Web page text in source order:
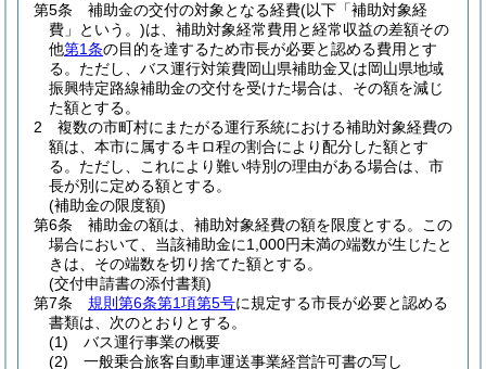
第5条
補助金の交付の対象となる経費(以下「補助対象経
費」という。)は、補助対象経常費用と経常収益の差額その
他第1条の目的を達するため市長が必要と認める費用とす
る。 ただし、バス運行対策費岡山県補助金又は岡山県地域
振興特定路線補助金の交付を受けた場合は、その額を減じ
た額とする。
2
複数の市町村にまたがる運行系統における補助対象経費の
額は、本市に属するキロ程の割合により配分した額とす
る。 ただし、これにより難い特別の理由がある場合は、市
長が別に定める額とする。
(補助金の限度額)
第6条
補助金の額は、補助対象経費の額を限度とする。
この
場合において、当該補助金に1,000円未満の端数が生じたと
きは、その端数を切り捨てた額とする。
(交付申請書の添付書類)
第7条
規則第6条第1項第5号に規定する市長が必要と認める
書類は、次のとおりとする。
(1)
バス運行事業の概要
(2)
一般乗合旅客自動車運送事業経営許可書の写し